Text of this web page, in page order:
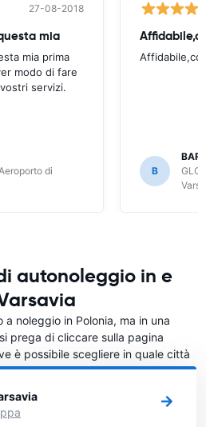
27-08-2018
mia
mia prima
modo di fare
servizi.
di
B
autonoleggio in e
noleggio in Polonia, ma in una
prega di cliccare sulla pagina
è possibile scegliere in quale città
l'auto.